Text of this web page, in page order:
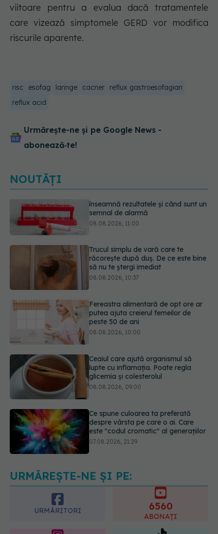
viitoare pentru a evalua dacă tratamentele
care vizează simptomele GERD vor modifica
riscurile aparente.
risc esofag laringe cacner
reflux gastroesofagian
reflux acid
Urmărește-ne și pe Google News -
abonează‑te!
NOUTĂȚI
Trucul simplu de vară care te
răcorește după duș. De ce este bine
Fereastra alimentară de opt ore ar
putea ajuta creierul femeilor de
Ceaiul care ajută organismul să
lupte cu inflamația. Poate regla
Ce spune culoarea ta preferată
despre vârsta pe care o ai. Care
Analiza de sânge AST (SGOT): ce
înseamnă rezultatele și când sunt un
URMĂREȘTE-NE ȘI PE:
URMĂRITORI 6560
ABONAȚI